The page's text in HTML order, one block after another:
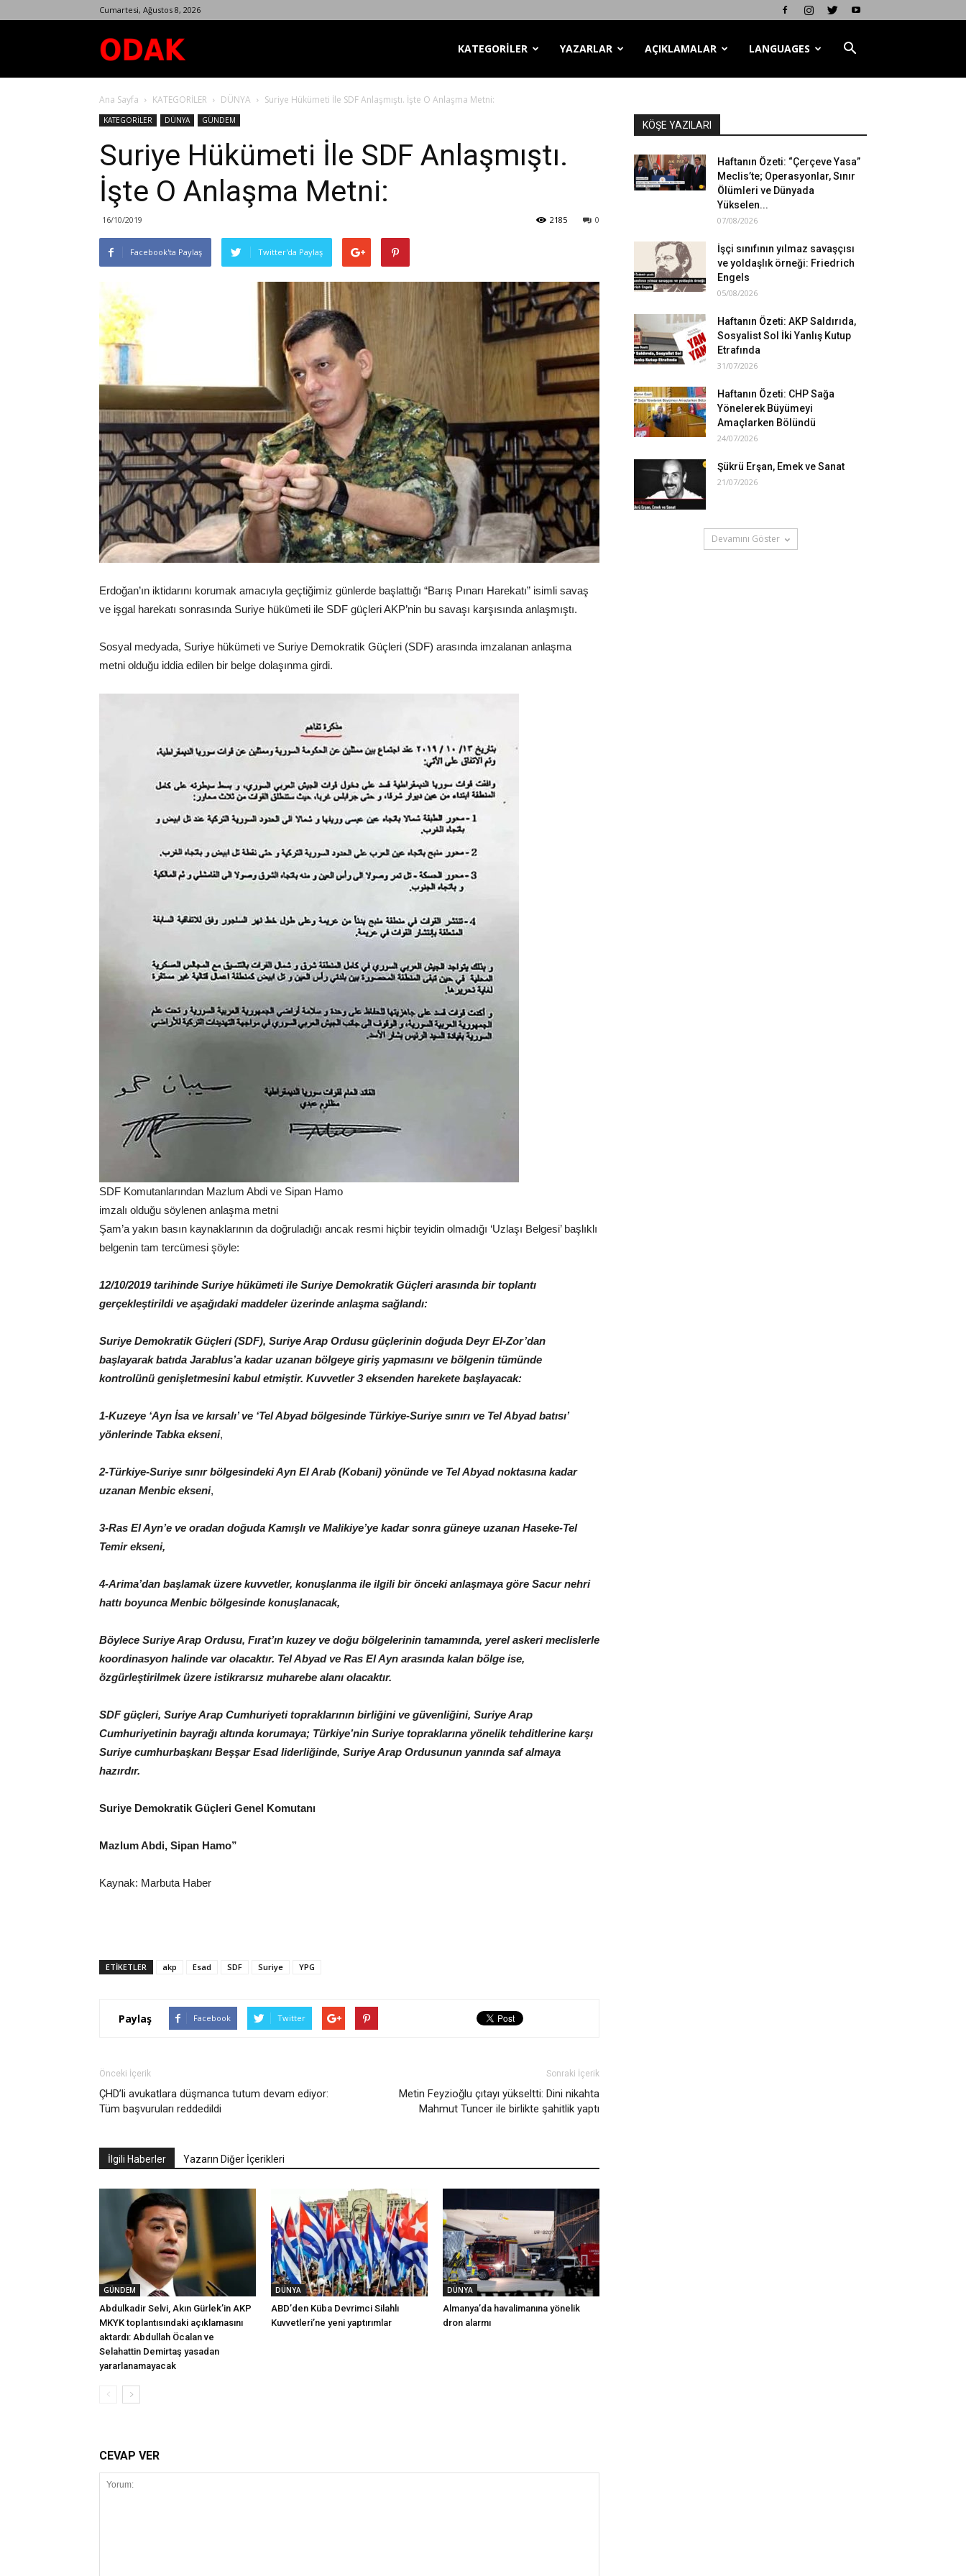
Cumartesi, Ağustos 8, 2026
Dergisi
KATEGORİLER YAZARLAR AÇIKLAMALAR LANGUAGES
Ana Sayfa KATEGORİLER DÜNYA Suriye Hükümeti İle SDF Anlaşmıştı. İşte O Anlaşma Metni:
KATEGORİLER DÜNYA GÜNDEM
Suriye Hükümeti İle SDF Anlaşmıştı.
İşte O Anlaşma Metni:
16/10/2019 0
2185
Facebook'ta Paylaş Twitter'da Paylaş
Erdoğan’ın iktidarını korumak amacıyla geçtiğimiz günlerde başlattığı “Barış Pınarı Harekatı” isimli savaş
ve işgal harekatı sonrasında Suriye hükümeti ile SDF güçleri AKP’nin bu savaşı karşısında anlaşmıştı.
Sosyal medyada, Suriye hükümeti ve Suriye Demokratik Güçleri (SDF) arasında imzalanan anlaşma
metni olduğu iddia edilen bir belge dolaşınma girdi.
SDF Komutanlarından Mazlum Abdi ve Sipan Hamo
imzalı olduğu söylenen anlaşma metni
Şam’a yakın basın kaynaklarının da doğruladığı ancak resmi hiçbir teyidin olmadığı ‘Uzlaşı Belgesi’ başlıklı
belgenin tam tercümesi şöyle:
12/10/2019 tarihinde Suriye hükümeti ile Suriye Demokratik Güçleri arasında bir toplantı
gerçekleştirildi ve aşağıdaki maddeler üzerinde anlaşma sağlandı:
Suriye Demokratik Güçleri (SDF), Suriye Arap Ordusu güçlerinin doğuda Deyr El-Zor’dan
başlayarak batıda Jarablus’a kadar uzanan bölgeye giriş yapmasını ve bölgenin tümünde
kontrolünü genişletmesini kabul etmiştir. Kuvvetler 3 eksenden harekete başlayacak:
1-Kuzeye ‘Ayn İsa ve kırsalı’ ve ‘Tel Abyad bölgesinde Türkiye-Suriye sınırı ve Tel Abyad batısı’
yönlerinde Tabka ekseni,
2-Türkiye-Suriye sınır bölgesindeki Ayn El Arab (Kobani) yönünde ve Tel Abyad noktasına kadar
uzanan Menbic ekseni,
3-Ras El Ayn’e ve oradan doğuda Kamışlı ve Malikiye’ye kadar sonra güneye uzanan Haseke-Tel
Temir ekseni,
4-Arima’dan başlamak üzere kuvvetler, konuşlanma ile ilgili bir önceki anlaşmaya göre Sacur nehri
hattı boyunca Menbic bölgesinde konuşlanacak,
Böylece Suriye Arap Ordusu, Fırat’ın kuzey ve doğu bölgelerinin tamamında, yerel askeri meclislerle
koordinasyon halinde var olacaktır. Tel Abyad ve Ras El Ayn arasında kalan bölge ise,
özgürleştirilmek üzere istikrarsız muharebe alanı olacaktır.
SDF güçleri, Suriye Arap Cumhuriyeti topraklarının birliğini ve güvenliğini, Suriye Arap
Cumhuriyetinin bayrağı altında korumaya; Türkiye’nin Suriye topraklarına yönelik tehditlerine karşı
Suriye cumhurbaşkanı Beşşar Esad liderliğinde, Suriye Arap Ordusunun yanında saf almaya
hazırdır.
Suriye Demokratik Güçleri Genel Komutanı
Mazlum Abdi, Sipan Hamo”
Kaynak: Marbuta Haber
ETIKETLER akp Esad SDF Suriye YPG
Paylaş Facebook Twitter
Önceki İçerik
ÇHD’li avukatlara düşmanca tutum devam ediyor:
Tüm başvuruları reddedildi
Sonraki İçerik
Metin Feyzioğlu çıtayı yükseltti: Dini nikahta
Mahmut Tuncer ile birlikte şahitlik yaptı
İlgili Haberler Yazarın Diğer İçerikleri
GÜNDEM
Abdulkadir Selvi, Akın Gürlek’in AKP
MKYK toplantısındaki açıklamasını
aktardı: Abdullah Öcalan ve
Selahattin Demirtaş yasadan
yararlanamayacak
DÜNYA
ABD’den Küba Devrimci Silahlı
Kuvvetleri’ne yeni yaptırımlar
DÜNYA
Almanya’da havalimanına yönelik
dron alarmı
CEVAP VER
KÖŞE YAZILARI
Haftanın Özeti: “Çerçeve Yasa”
Meclis’te; Operasyonlar, Sınır
Ölümleri ve Dünyada
Yükselen...
07/08/2026
İşçi sınıfının yılmaz savaşçısı
ve yoldaşlık örneği: Friedrich
Engels
05/08/2026
Haftanın Özeti: AKP Saldırıda,
Sosyalist Sol İki Yanlış Kutup
Etrafında
31/07/2026
Haftanın Özeti: CHP Sağa
Yönelerek Büyümeyi
Amaçlarken Bölündü
24/07/2026
Şükrü Erşan, Emek ve Sanat
21/07/2026
Devamını Göster